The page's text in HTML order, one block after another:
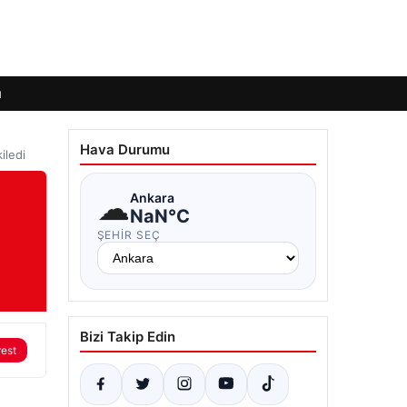
Hava Durumu
☁Ankara
NaN°C
ŞEHIR SEÇ
Bizi Takip Edin